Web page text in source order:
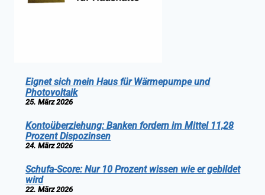
Eignet sich mein Haus für Wärmepumpe und
Photovoltaik
25. März 2026
Kontoüberziehung: Banken fordern im Mittel 11,28
Prozent Dispozinsen
24. März 2026
Schufa-Score: Nur 10 Prozent wissen wie er gebildet
wird
22. März 2026